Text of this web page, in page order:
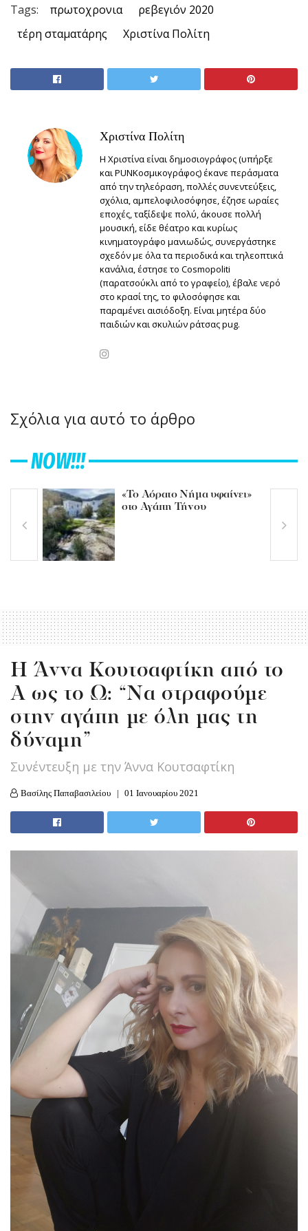
Tags: πρωτοχρονια
ρεβεγιόν 2020
τέρη σταματάρης
Χριστίνα Πολίτη
Χριστίνα Πολίτη
Η Χριστίνα είναι δημοσιογράφος (υπήρξε
και PUNKοσμικογράφος) έκανε περάσματα
από την τηλεόραση, πολλές συνεντεύξεις,
σχόλια, αμπελοφιλοσόφησε, έζησε ωραίες
εποχές, ταξίδεψε πολύ, άκουσε πολλή
μουσική, είδε θέατρο και κυρίως
κινηματογράφο μανιωδώς, συνεργάστηκε
σχεδόν με όλα τα περιοδικά και τηλεοπτικά
κανάλια, έστησε το Cosmopoliti
(παρατσούκλι από το γραφείο), έβαλε νερό
στο κρασί της, το φιλοσόφησε και
παραμένει αισιόδοξη. Είναι μητέρα δύο
παιδιών και σκυλιών ράτσας pug.
Σχόλια για αυτό το άρθρο
NOW!!!
«Το Αόρατο Νήμα υφαίνει»
στο Αγάπη Τήνου
Η Άννα Κουτσαφτίκη από το
Α ως το Ω: “Να στραφούμε
στην αγάπη με όλη μας τη
δύναμη”
Συνέντευξη με την Άννα Κουτσαφτίκη
Βασίλης Παπαβασιλείου 01 Ιανουαρίου 2021